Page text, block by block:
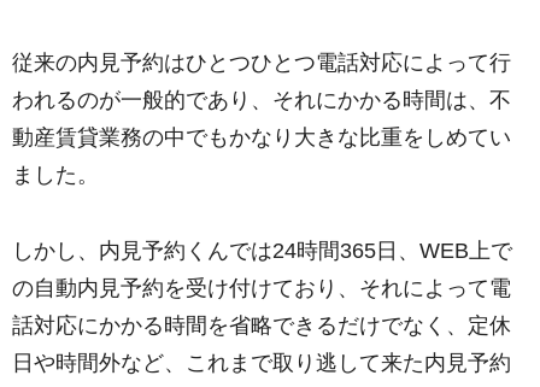
従来の内見予約はひとつひとつ電話対応によって行
われるのが一般的であり、それにかかる時間は、不
動産賃貸業務の中でもかなり大きな比重をしめてい
ました。
しかし、内見予約くんでは24時間365日、WEB上で
の自動内見予約を受け付けており、それによって電
話対応にかかる時間を省略できるだけでなく、定休
日や時間外など、これまで取り逃して来た内見予約